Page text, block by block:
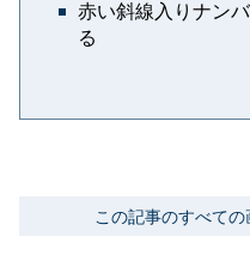
赤い斜線入りナン
る
この記事のすべての